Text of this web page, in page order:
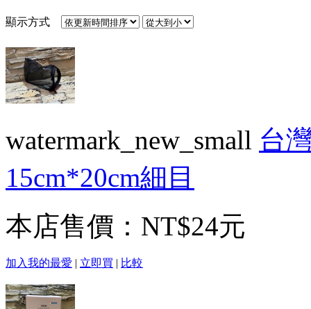
顯示方式
watermark_new_small 台
15cm*20cm細目
本店售價： NT$24元
加入我的最愛 | 立即買 | 比較